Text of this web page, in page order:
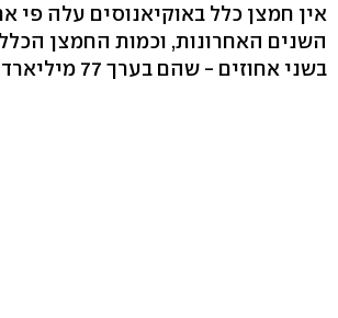
השנים האחרונות, וכמות החמצן
בשני אחוזים - שהם בערך 77 מיליארד טון חמצן.